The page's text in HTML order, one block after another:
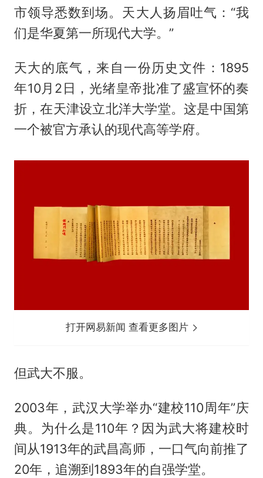
市领导悉数到场。天大人扬眉吐气：“我
们是华夏第一所现代大学。”
天大的底气，来自一份历史文件：1895
年10月2日，光绪皇帝批准了盛宣怀的奏
折，在天津设立北洋大学堂。这是中国第
一个被官方承认的现代高等学府。
打开网易新闻 查看更多图片
但武大不服。
2003年，武汉大学举办“建校110周年”庆
典。为什么是110年？因为武大将建校时
间从1913年的武昌高师，一口气向前推了
20年，追溯到1893年的自强学堂。